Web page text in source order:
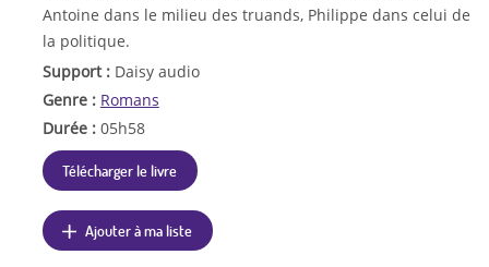
Antoine dans le milieu des truands, Philippe dans celui de
la politique.
Support : Daisy audio
Genre : Romans
Durée : 05h58
Télécharger le livre
Ajouter à ma liste